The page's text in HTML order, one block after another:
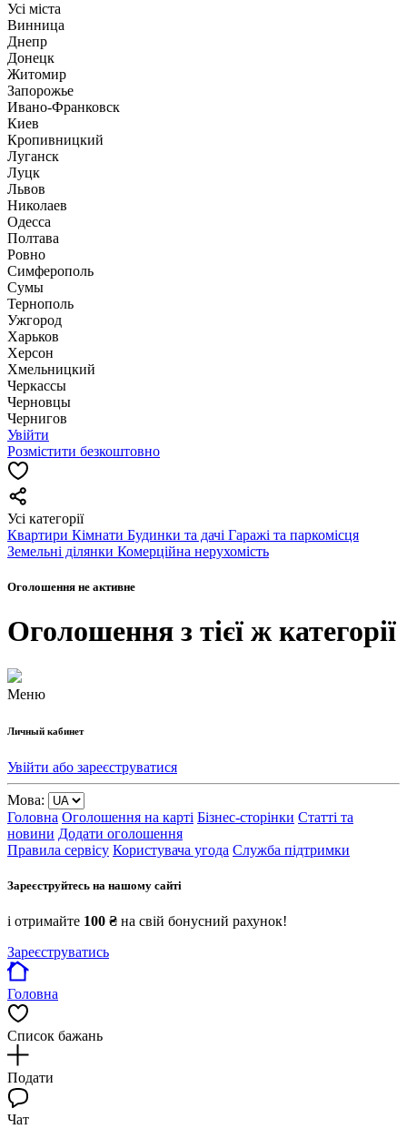
Усі міста
Винница
Днепр
Донецк
Житомир
Запорожье
Ивано-Франковск
Киев
Кропивницкий
Луганск
Луцк
Львов
Николаев
Одесса
Полтава
Ровно
Симферополь
Сумы
Тернополь
Ужгород
Харьков
Херсон
Хмельницкий
Черкассы
Чернoвцы
Чернигов
Увійти
Розмістити безкоштовно
Усі категорії
Квартири Кімнати Будинки та дачі Гаражі та паркомісця
Земельні ділянки Комерційна нерухомість
Оголошення не активне
Оголошення з тієї ж категорії
Меню
Личный кабинет
Увійти або зареєструватися
Мова:
Головна Оголошення на карті Бізнес-сторінки Статті та
новини Додати оголошення
Правила сервісу Користувача угода Служба підтримки
Зареєструйтесь на нашому сайті
і отримайте 100 ₴ на свій бонусний рахунок!
Зареєструватись
Головна
Список бажань
Подати
Чат